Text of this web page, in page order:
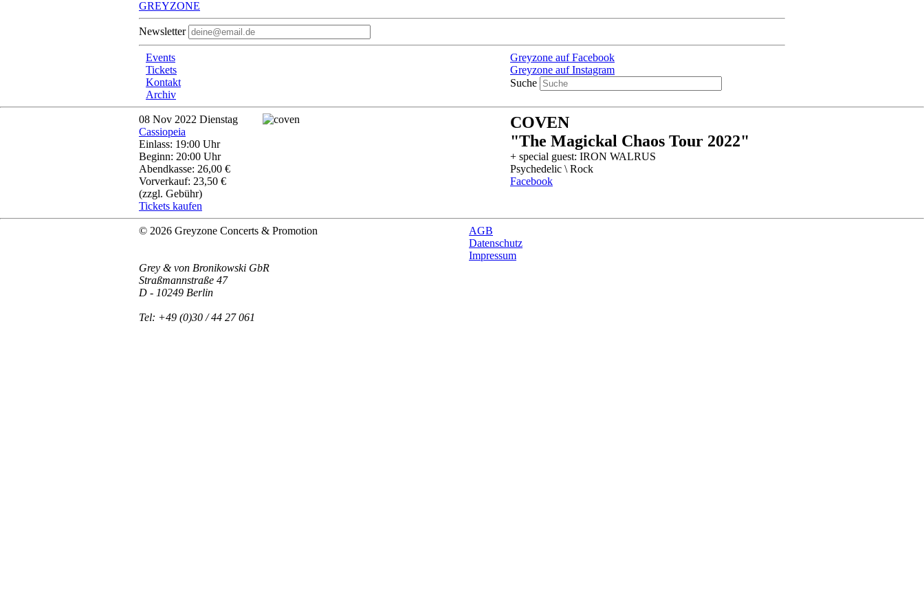
GREYZONE
Newsletter
Events
Tickets
Kontakt
Archiv
Greyzone auf Facebook
Greyzone auf Instagram
Suche
08 Nov 2022 Dienstag
Cassiopeia
Einlass: 19:00 Uhr
Beginn: 20:00 Uhr
Abendkasse: 26,00 €
Vorverkauf: 23,50 €
(zzgl. Gebühr)
Tickets kaufen
COVEN
"The Magickal Chaos Tour 2022"
+ special guest: IRON WALRUS
Psychedelic \ Rock
Facebook
© 2026 Greyzone Concerts & Promotion
AGB
Datenschutz
Impressum
Grey & von Bronikowski GbR
Straßmannstraße 47
D - 10249 Berlin
Tel: +49 (0)30 / 44 27 061